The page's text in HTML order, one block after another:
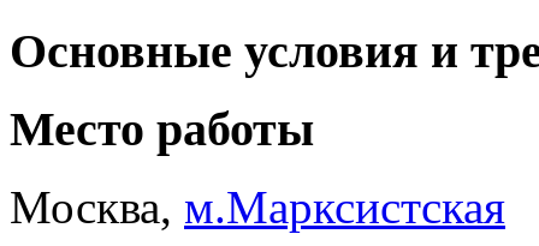
Основные условия и
Место работы
Москва, м.Марксистская